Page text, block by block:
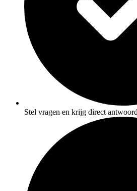
Stel vragen en krijg direct antwoord